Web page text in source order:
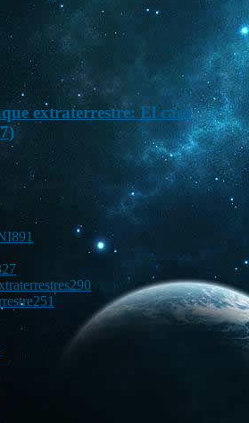
extraterrestre: El caso
891
290
251